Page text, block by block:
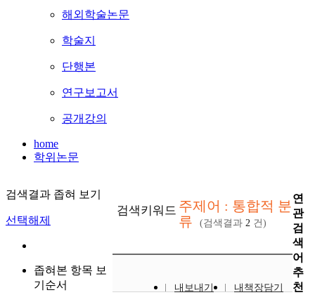
해외학술논문
학술지
단행본
연구보고서
공개강의
home
학위논문
검색결과 좁혀 보기
선택해제
좁혀본 항목 보
기순서
검색키워드 주제어 : 통합적 분
류
(검색결과 2 건)
내보내기
내책장담기
연
관
검
색
어
추
천